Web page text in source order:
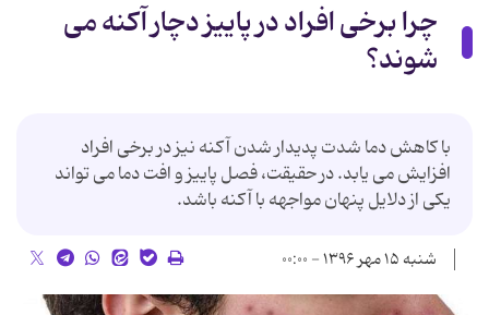
چرا برخی افراد در پاییز دچار آکنه می
شوند؟
با کاهش دما شدت پدیدار شدن آکنه نیز در برخی افراد
افزایش می یابد. در حقیقت، فصل پاییز و افت دما می تواند
یکی از دلایل پنهان مواجهه با آکنه باشد.
شنبه ۱۵ مهر ۱۳۹۶ - ۰۰:۰۰